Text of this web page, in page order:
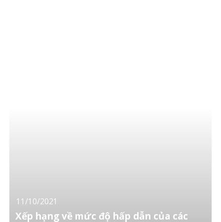
11/10/2021
Xếp hạng về mức độ hấp dẫn của các